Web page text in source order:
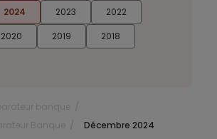
2024 2023
2022
2020 2019
2018
Décembre 2024